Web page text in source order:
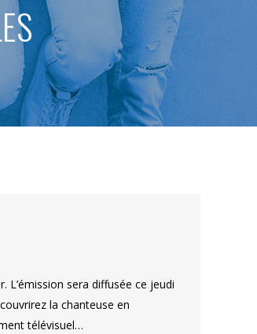
L’émission sera diffusée ce jeudi
la chanteuse en
télévisuel…